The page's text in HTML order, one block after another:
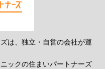
は、独立・自営の会社が運
ックの住まいパートナーズ